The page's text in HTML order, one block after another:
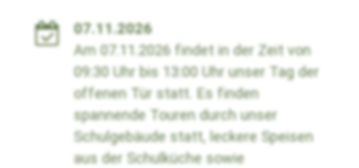
07.11.2026
Am 07.11.2026 findet in der Zeit von
09:30 Uhr bis 13:00 Uhr unser Tag der
offenen Tür statt. Es finden
spannende Touren durch unser
Schulgebäude statt, leckere Speisen
aus der Schulküche sowie